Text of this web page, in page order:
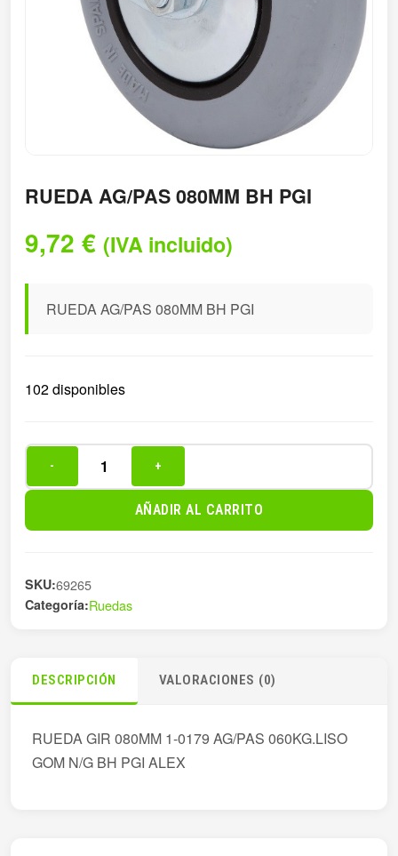
RUEDA AG/PAS 080MM BH PGI
9,72 € (IVA incluido)
RUEDA AG/PAS 080MM BH PGI
102 disponibles
AG/PAS
cantidad
- +
AÑADIR AL CARRITO
SKU:69265
Categoría:Ruedas
DESCRIPCIÓN VALORACIONES (0)
RUEDA GIR 080MM 1-0179 AG/PAS 060KG.LISO
GOM N/G BH PGI ALEX